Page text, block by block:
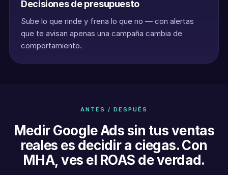
Decisiones de presupuesto
Sube lo que rinde y frena lo que no — con alertas
que te avisan apenas una campaña cambia de
comportamiento.
ANTES / DESPUÉS
Medir Google Ads sin tus ventas
reales es decidir a ciegas. Con
MHA, ves el ROAS de verdad.